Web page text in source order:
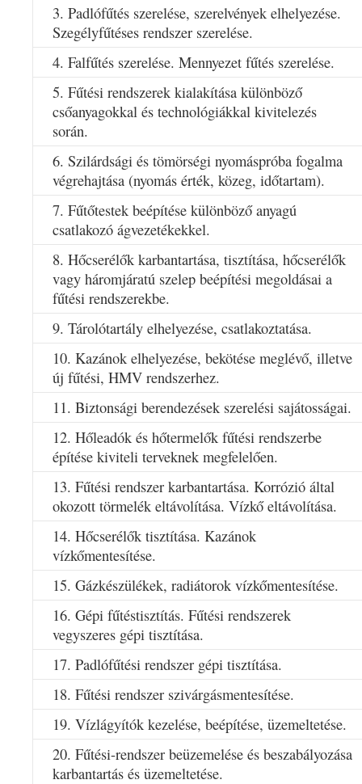
3. Padlófűtés szerelése, szerelvények elhelyezése.
Szegélyfűtéses rendszer szerelése.
4. Falfűtés szerelése. Mennyezet fűtés szerelése.
5. Fűtési rendszerek kialakítása különböző
csőanyagokkal és technológiákkal kivitelezés
során.
6. Szilárdsági és tömörségi nyomáspróba fogalma
végrehajtása (nyomás érték, közeg, időtartam).
7. Fűtőtestek beépítése különböző anyagú
csatlakozó ágvezetékekkel.
8. Hőcserélők karbantartása, tisztítása, hőcserélők
vagy háromjáratú szelep beépítési megoldásai a
fűtési rendszerekbe.
9. Tárolótartály elhelyezése, csatlakoztatása.
10. Kazánok elhelyezése, bekötése meglévő, illetve
új fűtési, HMV rendszerhez.
11. Biztonsági berendezések szerelési sajátosságai.
12. Hőleadók és hőtermelők fűtési rendszerbe
építése kiviteli terveknek megfelelően.
13. Fűtési rendszer karbantartása. Korrózió által
okozott törmelék eltávolítása. Vízkő eltávolítása.
14. Hőcserélők tisztítása. Kazánok
vízkőmentesítése.
15. Gázkészülékek, radiátorok vízkőmentesítése.
16. Gépi fűtéstisztítás. Fűtési rendszerek
vegyszeres gépi tisztítása.
17. Padlófűtési rendszer gépi tisztítása.
18. Fűtési rendszer szivárgásmentesítése.
19. Vízlágyítók kezelése, beépítése, üzemeltetése.
20. Fűtési-rendszer beüzemelése és beszabályozása
karbantartás és üzemeltetése.